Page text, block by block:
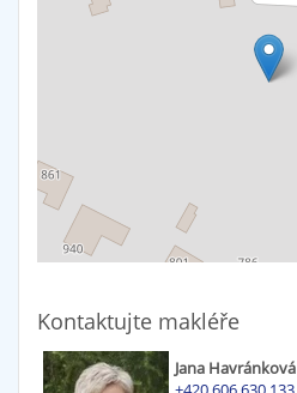
Kontaktujte makléře
Jana Havránková